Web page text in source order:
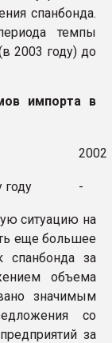
спанбонда.
темпы
2003 году) до
импорта в
2002
-
ситуацию на
еще большее
спанбонда за
объема
значимым
со
за